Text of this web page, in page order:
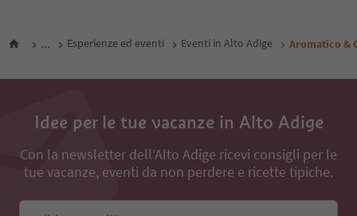
... Esperienze ed eventi Eventi in Alto Adige Aromatico &
Idee per le tue vacanze in Alto Adige
Con la newsletter dell’Alto Adige ricevi consigli per le
tue vacanze, eventi da non perdere e ricette tipiche.